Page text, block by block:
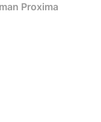
Proxima